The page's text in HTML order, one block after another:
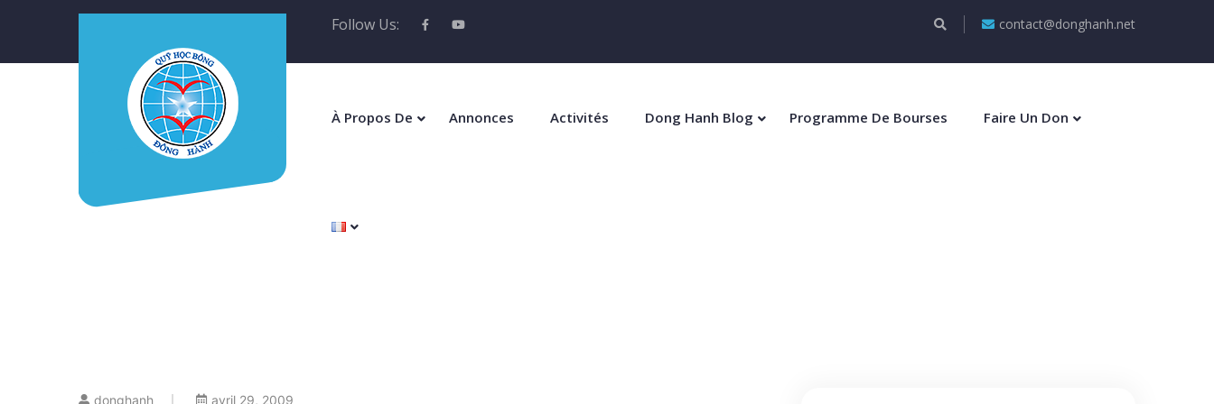
Follow Us: contact@donghanh.net
À Propos De Annonces Activités Dong Hanh Blog Programme De Bourses Faire Un Don
donghanh avril 29, 2009